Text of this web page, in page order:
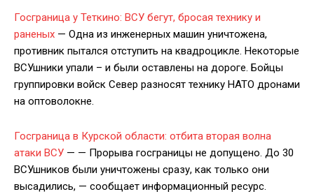
Госграница у Теткино: ВСУ бегут, бросая технику и
раненых — Одна из инженерных машин уничтожена,
противник пытался отступить на квадроцикле. Некоторые
ВСУшники упали – и были оставлены на дороге. Бойцы
группировки войск Север разносят технику НАТО дронами
на оптоволокне.
Госграница в Курской области: отбита вторая волна
атаки ВСУ — — Прорыва госграницы не допущено. До 30
ВСУшников были уничтожены сразу, как только они
высадились, — сообщает информационный ресурс.